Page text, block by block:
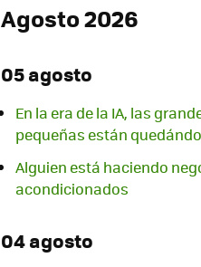
Agosto 2026
05 agosto
En la era de la IA, las
pequeñas están
Alguien está haciendo
acondicionados
04 agosto